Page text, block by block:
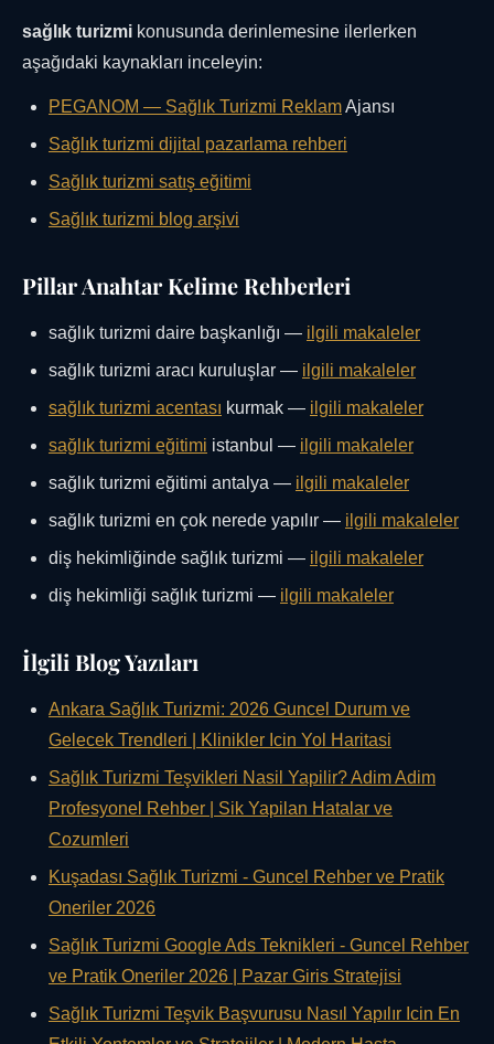
sağlık turizmi konusunda derinlemesine ilerlerken
aşağıdaki kaynakları inceleyin:
PEGANOM — Sağlık Turizmi ReklamAjansı
Sağlık turizmi dijital pazarlama rehberi
Sağlık turizmi satış eğitimi
Sağlık turizmi blog arşivi
Pillar Anahtar Kelime Rehberleri
sağlık turizmi daire başkanlığı — ilgili makaleler
sağlık turizmi aracı kuruluşlar — ilgili makaleler
sağlık turizmi acentası kurmak — ilgili makaleler
sağlık turizmi eğitimi istanbul — ilgili makaleler
sağlık turizmi eğitimi antalya — ilgili makaleler
sağlık turizmi en çok nerede yapılır — ilgili makaleler
diş hekimliğinde sağlık turizmi — ilgili makaleler
diş hekimliği sağlık turizmi — ilgili makaleler
İlgili Blog Yazıları
Ankara Sağlık Turizmi: 2026 Guncel Durum ve
Gelecek Trendleri | Klinikler Icin Yol Haritasi
Sağlık Turizmi Teşvikleri Nasil Yapilir? Adim Adim
Profesyonel Rehber | Sik Yapilan Hatalar ve
Cozumleri
Kuşadası Sağlık Turizmi - Guncel Rehber ve Pratik
Oneriler 2026
Sağlık Turizmi Google Ads Teknikleri - Guncel Rehber
ve Pratik Oneriler 2026 | Pazar Giris Stratejisi
Sağlık Turizmi Teşvik Başvurusu Nasıl Yapılır Icin En